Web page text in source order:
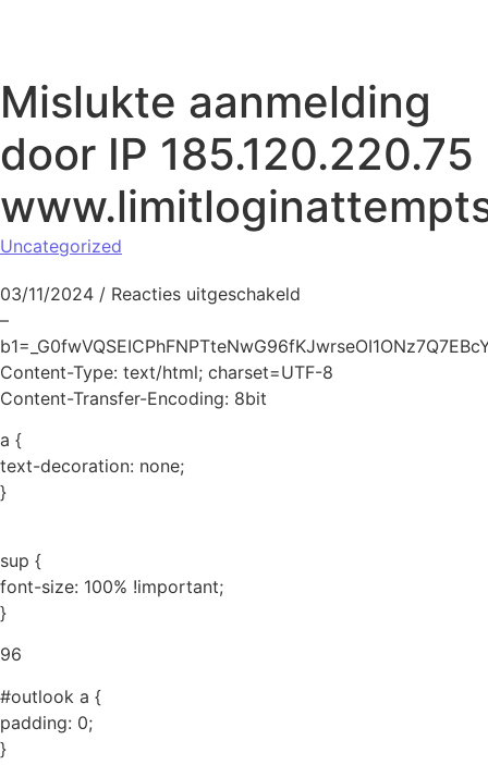
Mislukte aanmelding
door IP 185.120.220.75
Uncategorized
03/11/2024 / Reacties uitgeschakeld
–
Content-Type: text/html; charset=UTF-8
Content-Transfer-Encoding: 8bit
a {
text-decoration: none;
}
sup {
font-size: 100% !important;
}
96
#outlook a {
padding: 0;
}